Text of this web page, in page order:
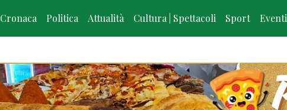
Cronaca Politica Attualità Cultura | Spettacoli Sport Eventi